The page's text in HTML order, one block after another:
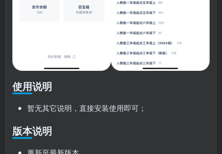
使用说明
暂无其它说明，直接安装使用即可；
版本说明